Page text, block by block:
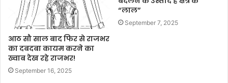
आठ सौ साल बाद फिर से राजभर
का दबदबा कायम करने का
ख्वाब देख रहे राजभर!
September 16, 2025
“लाल”
September 7, 2025